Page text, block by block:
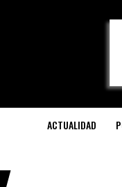
ACTUALIDAD